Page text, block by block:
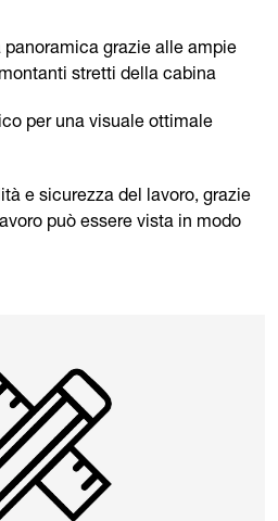
grazie alle ampie
stretti della cabina
per una visuale ottimale
e sicurezza del lavoro, grazie
può essere vista in modo